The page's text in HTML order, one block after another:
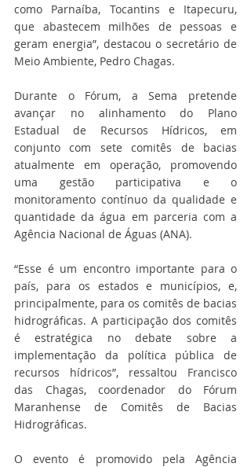
como Parnaíba, Tocantins e Itapecuru,
que abastecem milhões de pessoas e
geram energia”, destacou o secretário de
Meio Ambiente, Pedro Chagas.
Durante o Fórum, a Sema pretende
avançar no alinhamento do Plano
Estadual de Recursos Hídricos, em
conjunto com sete comitês de bacias
atualmente em operação, promovendo
uma gestão participativa e o
monitoramento contínuo da qualidade e
quantidade da água em parceria com a
Agência Nacional de Águas (ANA).
“Esse é um encontro importante para o
país, para os estados e municípios, e,
principalmente, para os comitês de bacias
hidrográficas. A participação dos comitês
é estratégica no debate sobre a
implementação da política pública de
recursos hídricos”, ressaltou Francisco
das Chagas, coordenador do Fórum
Maranhense de Comitês de Bacias
Hidrográficas.
O evento é promovido pela Agência